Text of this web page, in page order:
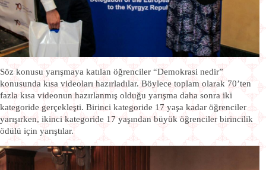
Söz konusu yarışmaya katılan öğrenciler “Demokrasi nedir”
konusunda kısa videoları hazırladılar. Böylece toplam olarak 70’ten
fazla kısa videonun hazırlanmış olduğu yarışma daha sonra iki
kategoride gerçekleşti. Birinci kategoride 17 yaşa kadar öğrenciler
yarışırken, ikinci kategoride 17 yaşından büyük öğrenciler birincilik
ödülü için yarıştılar.